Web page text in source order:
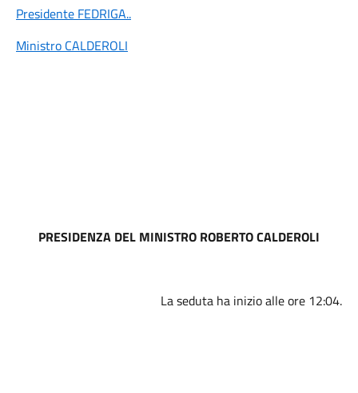
Presidente FEDRIGA..
Ministro CALDEROLI
PRESIDENZA DEL MINISTRO ROBERTO CALDEROLI
La seduta ha inizio alle ore 12:04.